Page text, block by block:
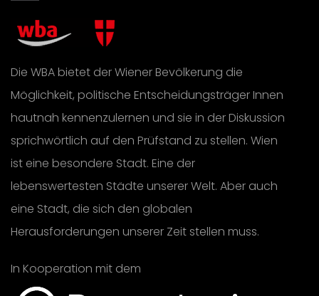
Die WBA bietet der Wiener Bevölkerung die
Möglichkeit, politische Entscheidungsträger Innen
hautnah kennenzulernen und sie in der Diskussion
sprichwörtlich auf den Prüfstand zu stellen. Wien
ist eine besondere Stadt. Eine der
lebenswertesten Städte unserer Welt. Aber auch
eine Stadt, die sich den globalen
Herausforderungen unserer Zeit stellen muss.
In Kooperation mit dem